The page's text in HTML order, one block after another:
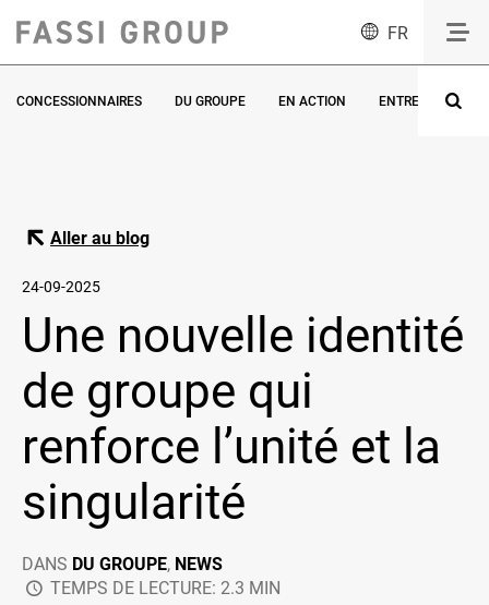
FR
CONCESSIONNAIRES DU GROUPE EN ACTION ENTREVUES
Aller au blog
24-09-2025
Une nouvelle identité
de groupe qui
renforce l’unité et la
singularité
DANS DU GROUPE, NEWS
TEMPS DE LECTURE: 2.3 MIN